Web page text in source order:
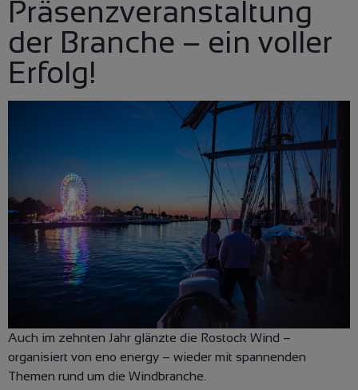
Präsenzveranstaltung
der Branche – ein voller
Erfolg!
Auch im zehnten Jahr glänzte die Rostock Wind –
organisiert von eno energy – wieder mit spannenden
Themen rund um die Windbranche.